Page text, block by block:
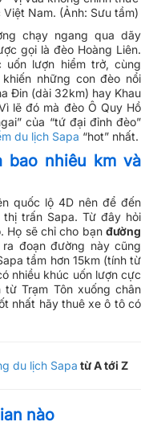
Nam. (Ảnh: Sưu tầm)
chạy ngang qua dãy
gọi là đèo Hoàng Liên.
lượn hiểm trở, cùng
những con đèo nổi
Đin (dài 32km) hay Khau
lẽ đó mà đèo Ô Quy Hồ
của “tứ đại đỉnh đèo”
du lịch Sapa “hot” nhất.
bao nhiêu km và
quốc lộ 4D nên để đến
trấn Sapa. Từ đây hỏi
Họ sẽ chỉ cho bạn đường
đoạn đường này cũng
tầm hơn 15km (tính từ
nhiều khúc uốn lượn cực
Trạm Tôn xuống chân
nhất hãy thuê xe ô tô có
du lịch Sapa từ A tới Z
nào